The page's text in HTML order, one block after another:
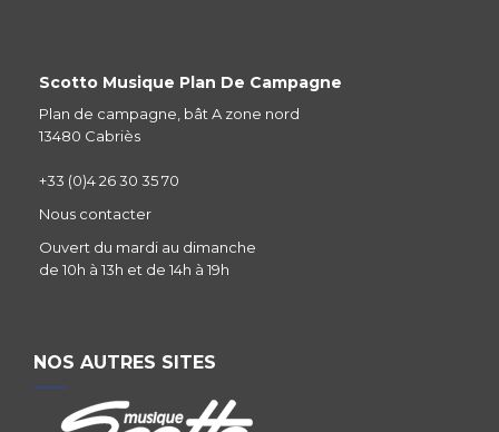
Scotto Musique Plan De Campagne
Plan de campagne, bât A zone nord
13480 Cabriès
+33 (0)4 26 30 35 70
Nous contacter
Ouvert du mardi au dimanche
de 10h à 13h et de 14h à 19h
NOS AUTRES SITES